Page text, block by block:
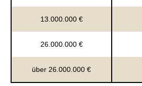
13.000.000 €
26.000.000 €
über 26.000.000 €